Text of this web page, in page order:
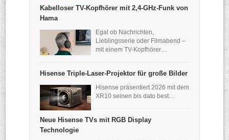
Kabelloser TV-Kopfhörer mit 2,4-GHz-Funk von
Hama
Egal ob Nachrichten,
Lieblingsserie oder Filmabend –
mit einem TV-Kopfhörer…
Hisense Triple-Laser-Projektor für große Bilder
Hisense präsentiert 2026 mit dem
XR10 seinen bis dato best…
Neue Hisense TVs mit RGB Display
Technologie